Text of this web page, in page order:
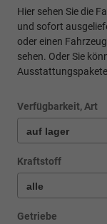
Hier sehen Sie die
und sofort
oder einen
sehen. Oder Sie
Verfügbarkeit, Art
Kraftstoff
Getriebe